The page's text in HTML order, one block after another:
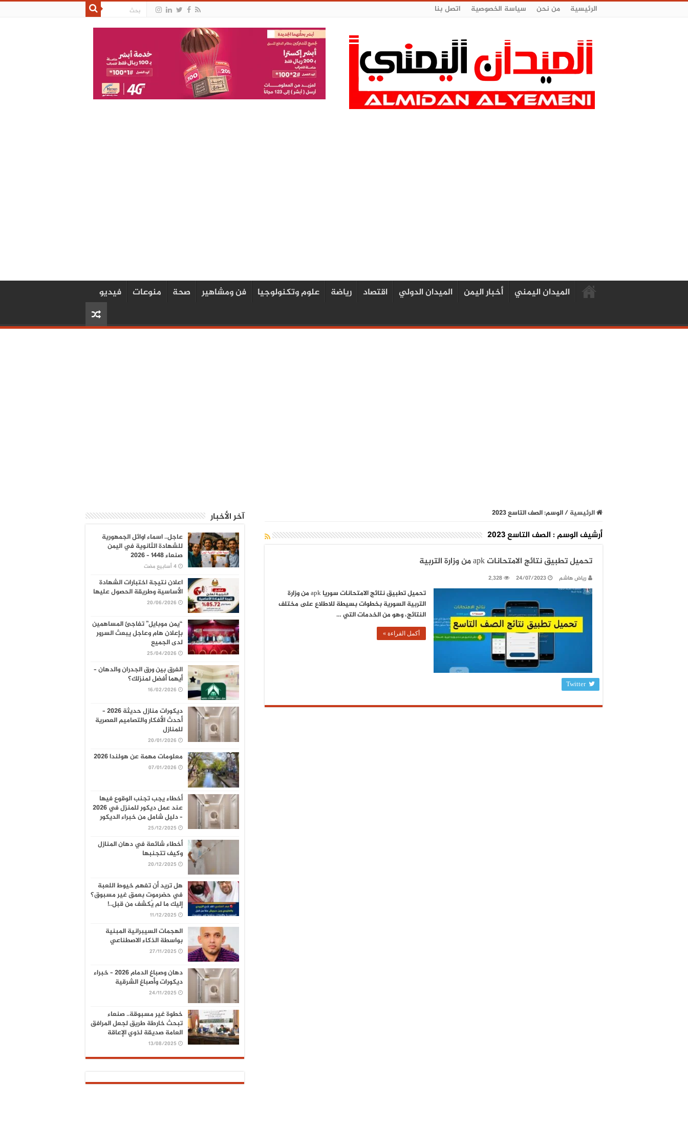
الرئيسية من نحن سياسة الخصوصية اتصل بنا
الميدان اليمني أخبار اليمن الميدان الدولي اقتصاد رياضة علوم وتكنولوجيا فن ومشاهير صحة منوعات فيديو
الرئيسية/الوسم:الصف التاسع 2023
أرشيف الوسم : الصف التاسع 2023
تحميل تطبيق نتائج الامتحانات apk من وزارة التربية
رياض هاشم 24/07/2023
2,328
تحميل تطبيق نتائج الامتحانات سوريا apk من وزارة
التربية السورية بخطوات بسيطة للاطلاع على مختلف
النتائج، وهو من الخدمات التي …
أكمل القراءة »
Twitter
آخر الأخبار
عاجل.. اسماء اوائل الجمهورية
للشهادة الثانوية في اليمن
صنعاء 1448 – 2026
اعلان نتيجة اختبارات الشهادة
الأساسية وطريقة الحصول عليها
20/06/2026
“يمن موبايل” تفاجئ المساهمين
بإعلان هام وعاجل يبعث السرور
لدى الجميع
25/04/2026
الفرق بين ورق الجدران والدهان –
أيهما أفضل لمنزلك؟
16/02/2026
ديكورات منازل حديثة 2026 –
أحدث الأفكار والتصاميم العصرية
للمنازل
20/01/2026
معلومات مهمة عن هولندا 2026
07/01/2026
أخطاء يجب تجنب الوقوع فيها
عند عمل ديكور للمنزل في 2026
– دليل شامل من خبراء الديكور
25/12/2025
أخطاء شائعة في دهان المنازل
وكيف تتجنبها
20/12/2025
هل تريد أن تفهم خيوط اللعبة
في حضرموت بعمق غير مسبوق؟
إليك ما لم يُكشف من قبل..!
11/12/2025
الهجمات السيبرانية المبنية
بواسطة الذكاء الاصطناعي
27/11/2025
دهان وصباغ الدمام 2026 – خبراء
ديكورات وأصباغ الشرقية
24/11/2025
خطوة غير مسبوقة.. صنعاء
تبحث خارطة طريق لجعل المرافق
العامة صديقة لذوي الإعاقة
13/08/2025